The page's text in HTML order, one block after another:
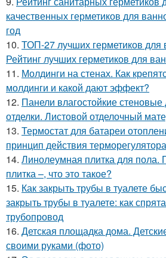
качественных герметиков для
год
10. ТОП-27 лучших герметиков для
Рейтинг лучших герметиков для
11. Молдинги на стенах. Как
молдинги и какой дают эффект?
12. Панели влагостойкие
отделки. Листовой отделочный
13. Термостат для батареи
принцип действия терморегулятора
14. Линолеумная плитка для пола.
плитка –, что это такое?
15. Как закрыть трубы в туалете
закрыть трубы в туалете: как
трубопровод
16. Детская площадка дома.
своими руками (фото)